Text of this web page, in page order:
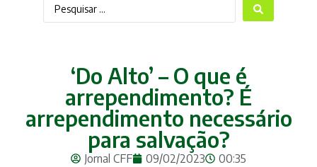
‘Do Alto’ – O que é
arrependimento? É
arrependimento necessário
para salvação?
Jornal CFF 09/02/2023 00:35